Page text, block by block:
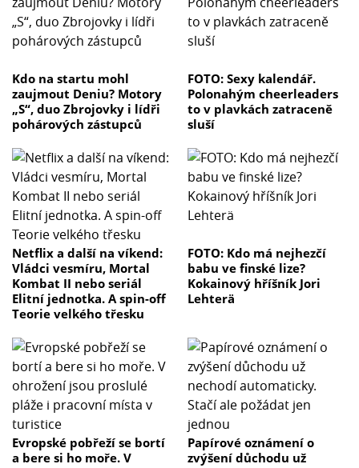
Kdo na startu mohl
zaujmout Deniu? Motory
„S“, duo Zbrojovky i lídři
pohárových zástupců
FOTO: Sexy kalendář.
Polonahým cheerleaders
to v plavkách zatraceně
sluší
Netflix a další na víkend:
Vládci vesmíru, Mortal
Kombat II nebo seriál
Elitní jednotka. A spin-off
Teorie velkého třesku
FOTO: Kdo má nejhezčí
babu ve finské lize?
Kokainový hříšník Jori
Lehterä
Evropské pobřeží se bortí
a bere si ho moře. V
Papírové oznámení o
zvýšení důchodu už